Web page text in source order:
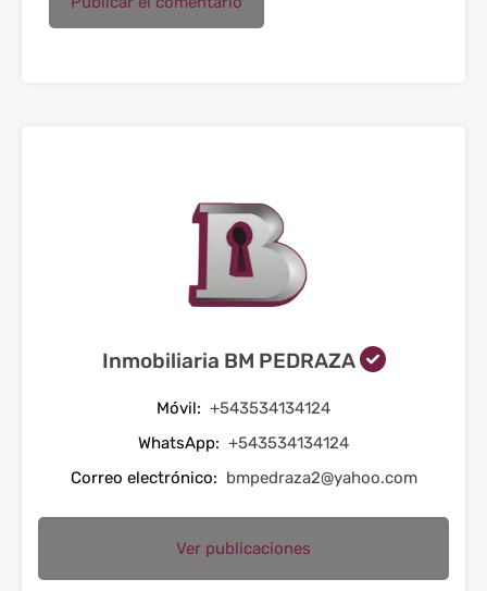
Inmobiliaria BM PEDRAZA
Móvil: +543534134124
WhatsApp: +543534134124
Correo electrónico: bmpedraza2@yahoo.com
Ver publicaciones